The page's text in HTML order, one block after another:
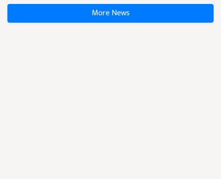
More News